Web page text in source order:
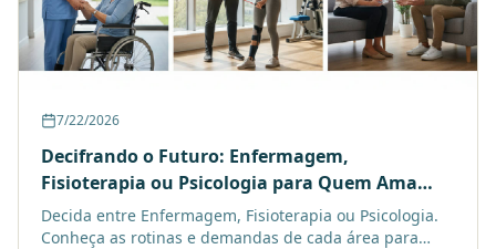
7/22/2026
Decifrando o Futuro: Enfermagem,
Fisioterapia ou Psicologia para Quem Ama
Cuidar de Pessoas?
Decida entre Enfermagem, Fisioterapia ou Psicologia.
Conheça as rotinas e demandas de cada área para